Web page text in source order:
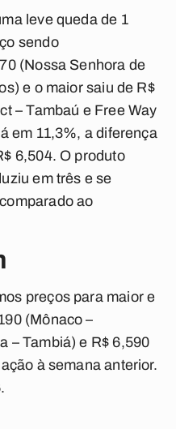
leve queda de 1
sendo
(Nossa Senhora de
e o maior saiu de R$
– Tambaú e Free Way
em 11,3%, a diferença
6,504. O produto
em três e se
ao
preços para maior e
(Mônaco –
– Tambiá) e R$ 6,590
à semana anterior.